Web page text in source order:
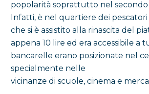
popolarità soprattutto nel
Infatti, è nel quartiere dei pescatori
che si è assistito alla rinascita del
appena 10 lire ed era accessibile a
bancarelle erano posizionate nel
specialmente nelle
vicinanze di scuole, cinema e